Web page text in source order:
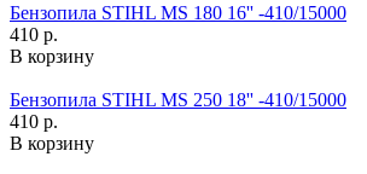
Бензопила STIHL MS 180 16'' -410/15000
410 р.
В корзину
Бензопила STIHL MS 250 18'' -410/15000
410 р.
В корзину